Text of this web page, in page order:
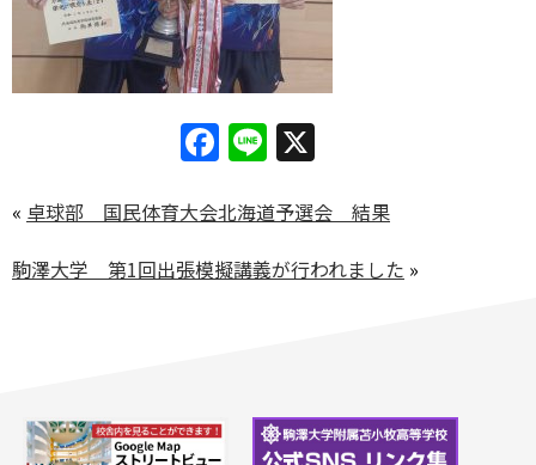
Facebook
Line
« 卓球部 国民体育大会北海道予選会 結果
駒澤大学 第1回出張模擬講義が行われました »